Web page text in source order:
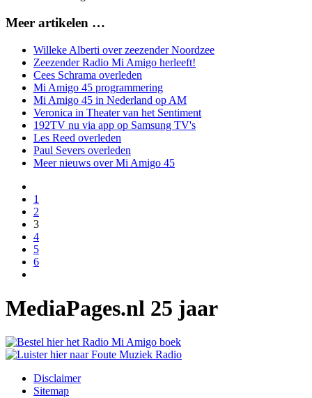
Meer artikelen …
Willeke Alberti over zeezender Noordzee
Zeezender Radio Mi Amigo herleeft!
Cees Schrama overleden
Mi Amigo 45 programmering
Mi Amigo 45 in Nederland op AM
Veronica in Theater van het Sentiment
192TV nu via app op Samsung TV's
Les Reed overleden
Paul Severs overleden
Meer nieuws over Mi Amigo 45
1
2
3
4
5
6
MediaPages.nl 25 jaar
Disclaimer
Sitemap